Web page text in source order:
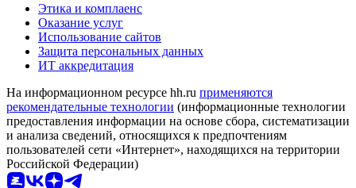
Этика и комплаенс
Оказание услуг
Использование сайтов
Защита персональных данных
ИТ аккредитация
На информационном ресурсе hh.ru применяются
рекомендательные технологии (информационные технологии
предоставления информации на основе сбора, систематизации
и анализа сведений, относящихся к предпочтениям
пользователей сети «Интернет», находящихся на территории
Российской Федерации)